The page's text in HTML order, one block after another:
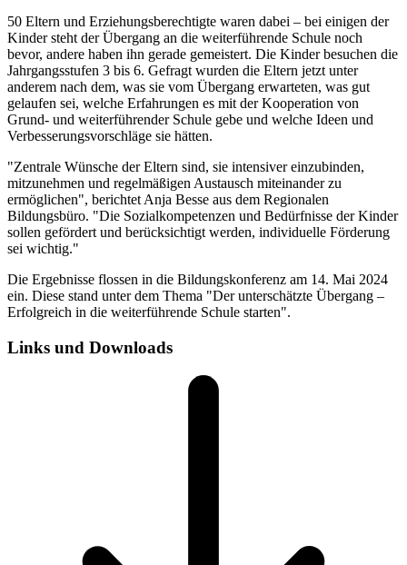
50 Eltern und Erziehungsberechtigte waren dabei – bei einigen der
Kinder steht der Übergang an die weiterführende Schule noch
bevor, andere haben ihn gerade gemeistert. Die Kinder besuchen die
Jahrgangsstufen 3 bis 6. Gefragt wurden die Eltern jetzt unter
anderem nach dem, was sie vom Übergang erwarteten, was gut
gelaufen sei, welche Erfahrungen es mit der Kooperation von
Grund- und weiterführender Schule gebe und welche Ideen und
Verbesserungsvorschläge sie hätten.
"Zentrale Wünsche der Eltern sind, sie intensiver einzubinden,
mitzunehmen und regelmäßigen Austausch miteinander zu
ermöglichen", berichtet Anja Besse aus dem Regionalen
Bildungsbüro. "Die Sozialkompetenzen und Bedürfnisse der Kinder
sollen gefördert und berücksichtigt werden, individuelle Förderung
sei wichtig."
Die Ergebnisse flossen in die Bildungskonferenz am 14. Mai 2024
ein. Diese stand unter dem Thema "Der unterschätzte Übergang –
Erfolgreich in die weiterführende Schule starten".
Links und Downloads